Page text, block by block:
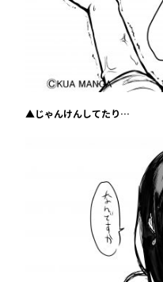
▲じゃんけんしてたり…